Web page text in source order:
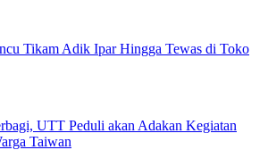
Tikam Adik Ipar Hingga Tewas di Toko
UTT Peduli akan Adakan Kegiatan
Taiwan